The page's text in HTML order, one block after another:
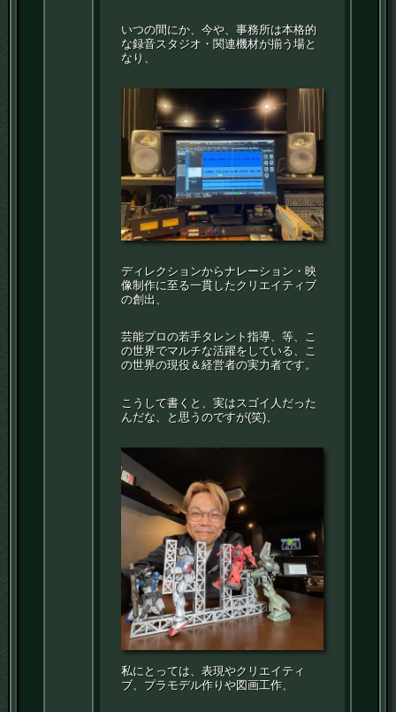
いつの間にか、今や、事務所は本格的
な録音スタジオ・関連機材が揃う場と
なり、
ディレクションからナレーション・映
像制作に至る一貫したクリエイティブ
の創出、
芸能プロの若手タレント指導、等、こ
の世界でマルチな活躍をしている、こ
の世界の現役＆経営者の実力者です。
こうして書くと、実はスゴイ人だった
んだな、と思うのですが(笑)、
私にとっては、表現やクリエイティ
ブ、プラモデル作りや図画工作、